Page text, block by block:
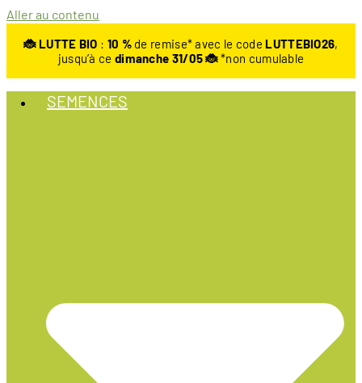
Aller au contenu
🐞 LUTTE BIO : 10 %de remise* avec le code LUTTEBIO26,
jusqu’à ce dimanche 31/05 🐞*non cumulable
SEMENCES